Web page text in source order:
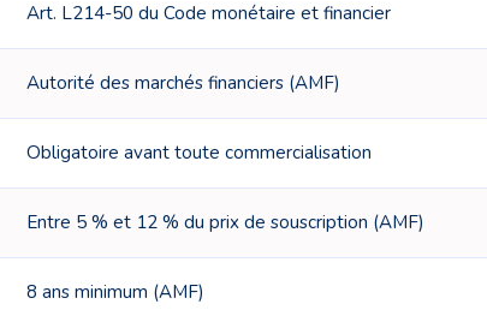
Art. L214-50 du Code monétaire et financier
Autorité des marchés financiers (AMF)
Obligatoire avant toute commercialisation
Entre 5 % et 12 % du prix de souscription (AMF)
8 ans minimum (AMF)